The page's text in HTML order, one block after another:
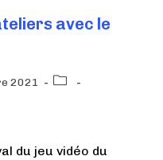
avec le
2021
du jeu vidéo du